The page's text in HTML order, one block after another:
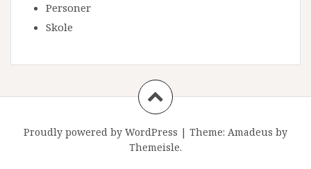
Personer
Skole
Proudly powered by WordPress | Theme: Amadeus by
Themeisle.